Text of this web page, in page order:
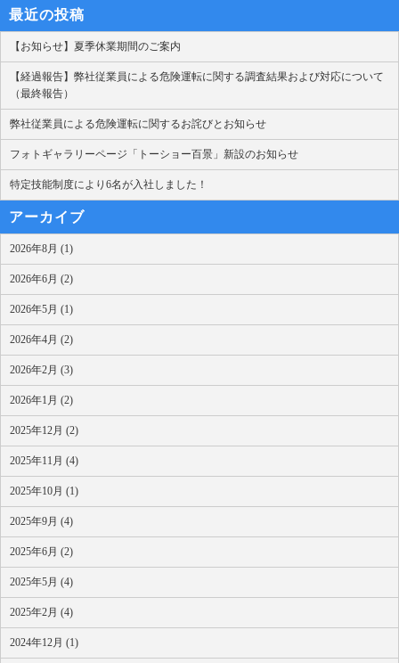
最近の投稿
【お知らせ】夏季休業期間のご案内
【経過報告】弊社従業員による危険運転に関する調査結果および対応について
（最終報告）
弊社従業員による危険運転に関するお詫びとお知らせ
フォトギャラリーページ「トーショー百景」新設のお知らせ
特定技能制度により6名が入社しました！
アーカイブ
2026年8月 (1)
2026年6月 (2)
2026年5月 (1)
2026年4月 (2)
2026年2月 (3)
2026年1月 (2)
2025年12月 (2)
2025年11月 (4)
2025年10月 (1)
2025年9月 (4)
2025年6月 (2)
2025年5月 (4)
2025年2月 (4)
2024年12月 (1)